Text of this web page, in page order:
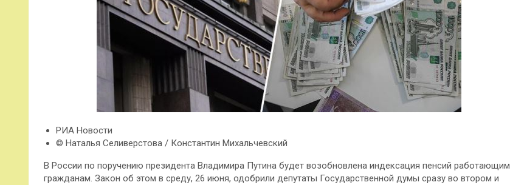
РИА Новости
© Наталья Селиверстова / Константин Михальчевский
В России по поручению президента Владимира Путина будет возобновлена индексация пенсий работающим
гражданам. Закон об этом в среду, 26 июня, одобрили депутаты Государственной думы сразу во втором и